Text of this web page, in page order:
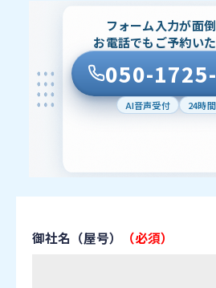
TOP
フォーム入力が面
お電話でもご予約い
050-
AI音声受付 24時
御社名（屋号） （必須）